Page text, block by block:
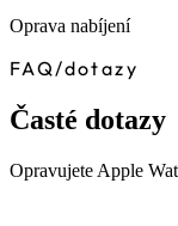
Oprava nabíjení
FAQ/dotazy
Časté dotazy
Opravujete Apple